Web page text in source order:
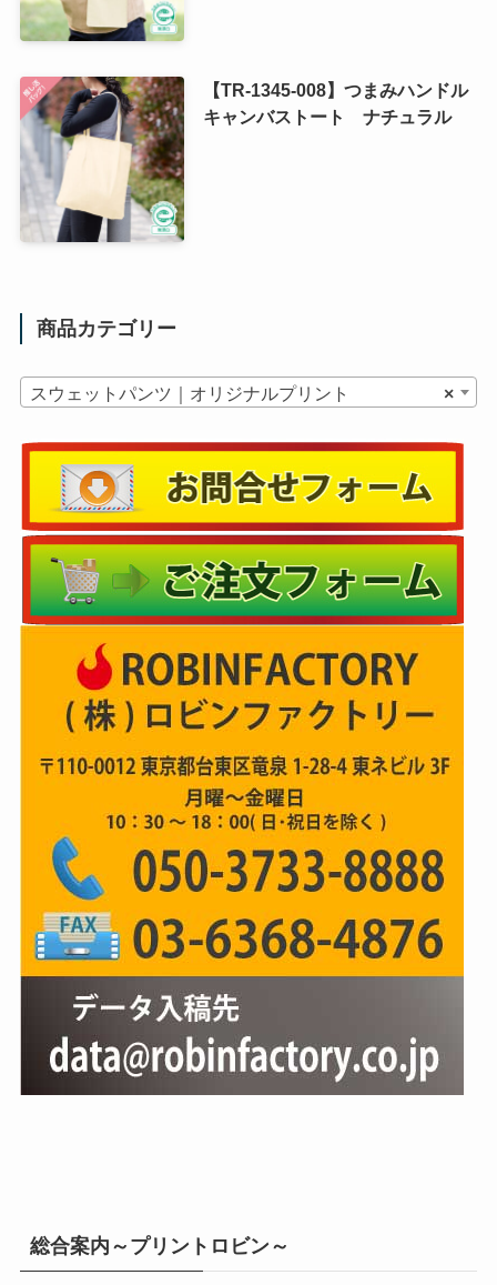
【TR-1345-008】つまみハンドル
キャンバストート ナチュラル
商品カテゴリー
×
スウェットパンツ｜オリジナルプリント
総合案内～プリントロビン～